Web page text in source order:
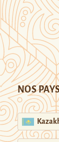
NOS